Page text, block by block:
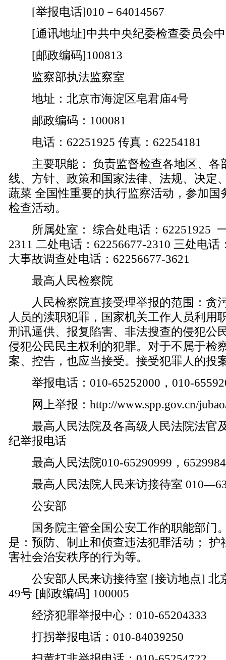
[举报电话]010－64014567
[通讯地址]中共中央纪委检查委员会中
[邮政编码]100813
监察部执法监察室
地址：北京市海淀区皂君庙4号
邮政编码：100081
电话：62251925 传真：62254181
主要职能： 负责监督检查各地区、各
线、方针、政策和国家法律、法规、决定
蔬菜 全国性重要的执行监察活动，参加国
检查活动。
所属处室： 综合处电话：62251925 一
2311 二处电话：62256677-2310 三处电话
大事故调查处电话：62256677-3621
最高人民检察院
人民检察院直接受理举报的范围：贪
人员的渎职犯罪，国家机关工作人员利用
刑讯逼供、报复陷害、非法搜查的侵犯公
侵犯公民民主权利的犯罪。对于不属于检
案、控告，也应当接受。接受犯罪人的投
举报电话：010-65252000，010-
网上举报： http://www.spp.gov.cn/
最高人民法院及各高级人民法院法官
纪举报电话
最高人民法院010-65290999，
最高人民法院人民来访接待室
公安部
国务院主管全国公安工作的职能部门
是：预防、制止和侦查违法犯罪活动； 护
害社会治安秩序的行为等。
公安部人民来访接待室 [接访地点] 北
49号 [邮政编码] 100005
经济犯罪举报中心：010-65204333
打拐举报电话：010-84039250